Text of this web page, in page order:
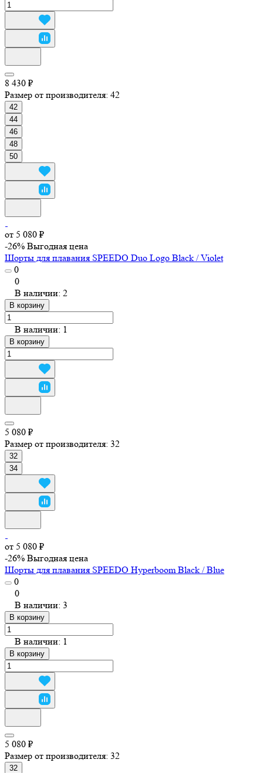
8 430 ₽
Размер от производителя: 42
42
44
46
48
50
от 5 080 ₽
-26% Выгодная цена
Шорты для плавания SPEEDO Duo Logo Black / Violet
0
0
В наличии: 2
В корзину
В наличии: 1
В корзину
5 080 ₽
Размер от производителя: 32
32
34
от 5 080 ₽
-26% Выгодная цена
Шорты для плавания SPEEDO Hyperboom Black / Blue
0
0
В наличии: 3
В корзину
В наличии: 1
В корзину
5 080 ₽
Размер от производителя: 32
32